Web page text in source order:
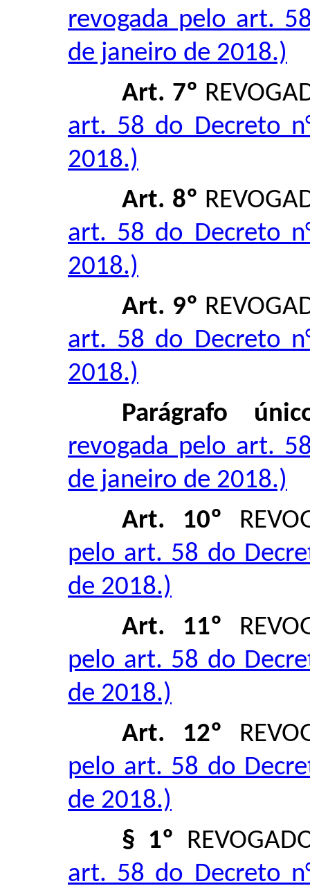
revogada pelo art.
de janeiro de 2018.)
Art. 7º
art. 58 do Decreto
2018.)
Art. 8º
art. 58 do Decreto
2018.)
Art. 9º
art. 58 do Decreto
2018.)
Parágrafo
revogada pelo art.
de janeiro de 2018.)
Art. 10º
pelo art. 58 do
de 2018.)
Art. 11º
pelo art. 58 do
de 2018.)
Art. 12º
pelo art. 58 do
de 2018.)
§ 1º
art. 58 do Decreto